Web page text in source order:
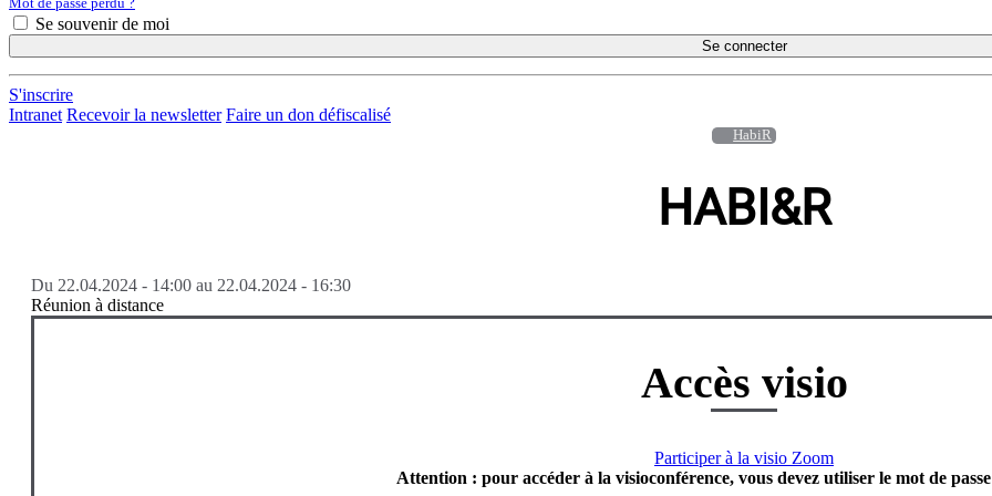
Se souvenir de moi
Se connecter
S'inscrire
Intranet Recevoir la newsletter Faire un don défiscalisé
HabiR
HABI&R
Du 22.04.2024 - 14:00 au 22.04.2024 - 16:30
Réunion à distance
Accès visio
Participer à la visio Zoom
Attention : pour accéder à la visioconférence, vous devez utiliser le mot de